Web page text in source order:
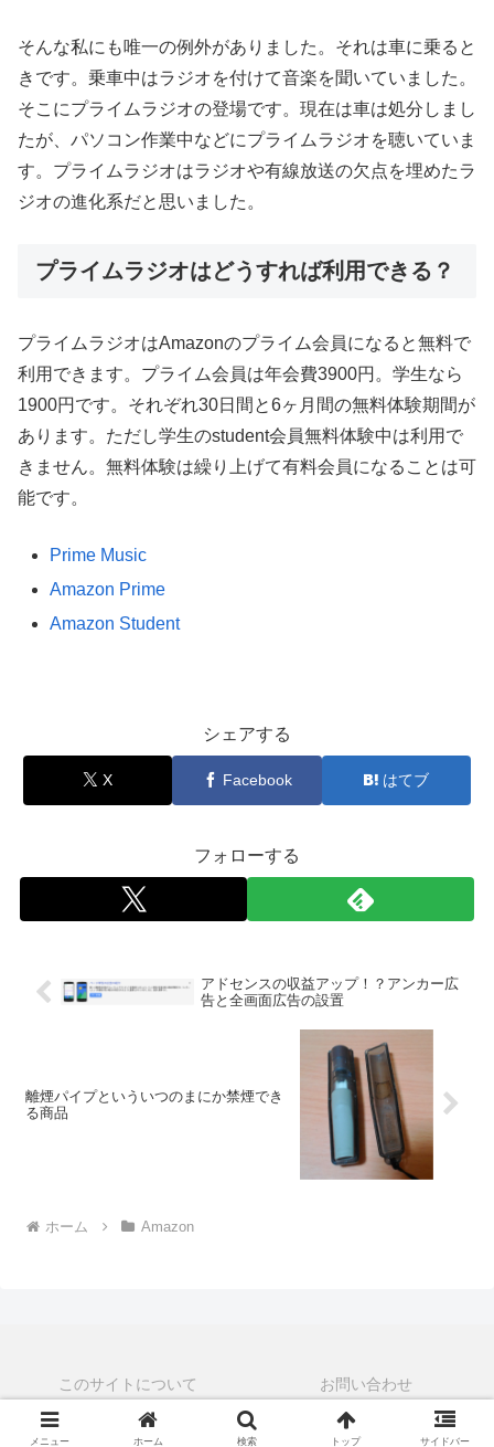
そんな私にも唯一の例外がありました。それは車に乗ると
きです。乗車中はラジオを付けて音楽を聞いていました。
そこにプライムラジオの登場です。現在は車は処分しまし
たが、パソコン作業中などにプライムラジオを聴いていま
す。プライムラジオはラジオや有線放送の欠点を埋めたラ
ジオの進化系だと思いました。
プライムラジオはどうすれば利用できる？
プライムラジオはAmazonのプライム会員になると無料で
利用できます。プライム会員は年会費3900円。学生なら
1900円です。それぞれ30日間と6ヶ月間の無料体験期間が
あります。ただし学生のstudent会員無料体験中は利用で
きません。無料体験は繰り上げて有料会員になることは可
能です。
Prime Music
Amazon Prime
Amazon Student
シェアする
X Facebook はてブ
フォローする
アドセンスの収益アップ！？アンカー広
告と全画面広告の設置
離煙パイプといういつのまにか禁煙でき
る商品
ホーム Amazon
このサイトについて お問い合わせ
© 2015-2026 うらがみちょう.
メニュー ホーム 検索 トップ サイドバー